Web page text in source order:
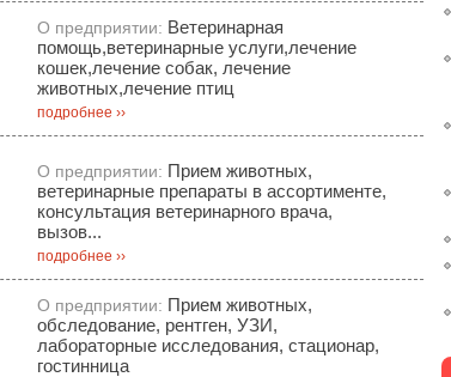
О предприятии: Ветеринарная
помощь,ветеринарные услуги,лечение
кошек,лечение собак, лечение
животных,лечение птиц
подробнее ››
О предприятии: Прием животных,
ветеринарные препараты в ассортименте,
консультация ветеринарного врача,
вызов...
подробнее ››
О предприятии: Прием животных,
обследование, рентген, УЗИ,
лабораторные исследования, стационар,
гостинница